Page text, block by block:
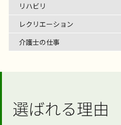
リハビリ
レクリエーション
介護士の仕事
選ばれる理由